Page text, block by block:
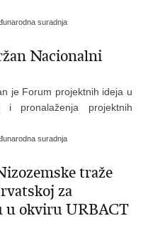
suradnja
Nacionalni
je Forum projektnih ideja u
pronalaženja projektnih
suradnja
traže
za
u okviru URBACT